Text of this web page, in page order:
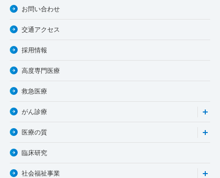
お問い合わせ
交通アクセス
採用情報
高度専門医療
救急医療
がん診療
医療の質
臨床研究
社会福祉事業